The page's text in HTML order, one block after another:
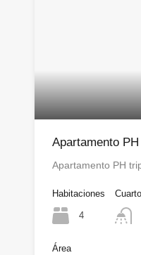
Apartamento
Apartamento PH
Habitaciones
4
Área